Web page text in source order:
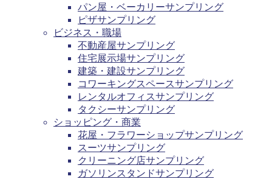
パン屋・ベーカリーサンプリング
ピザサンプリング
ビジネス・職場
不動産屋サンプリング
住宅展示場サンプリング
建築・建設サンプリング
コワーキングスペースサンプリング
レンタルオフィスサンプリング
タクシーサンプリング
ショッピング・商業
花屋・フラワーショップサンプリング
スーツサンプリング
クリーニング店サンプリング
ガソリンスタンドサンプリング